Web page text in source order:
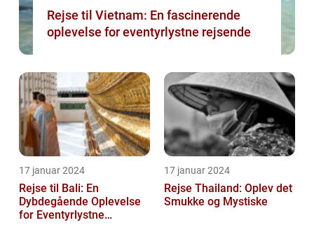
Rejse til Vietnam: En fascinerende
oplevelse for eventyrlystne rejsende
17 januar 2024
Rejse til Bali: En
Dybdegående Oplevelse
for Eventyrlystne
17 januar 2024
Rejse Thailand: Oplev det
Smukke og Mystiske